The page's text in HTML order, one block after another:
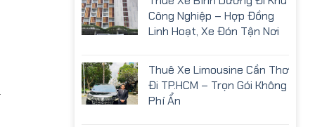
Công Nghiệp – Hợp Đồng
Linh Hoạt, Xe Đón Tận Nơi
Thuê Xe Limousine Cần Thơ
Đi TP.HCM – Trọn Gói Không
Phí Ẩn